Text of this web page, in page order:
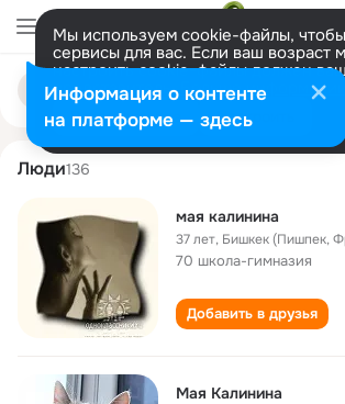
Мы используем cookie-файлы,
сервисы для вас. Если ваш возраст
настроить cookie-файлы должен
представитель. Больше
Разрешить все Настроить
Поиск
людям
mayya kalinina
Люди136
мая калинина
37 лет, Бишкек (Пишпек,
70 школа-гимназия
Добавить в друзья
Мая Калинина
Информация о контенте
на платформе — здесь